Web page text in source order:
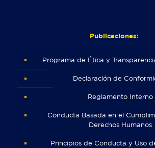
Publicaciones:
Programa de Ética y
Declaración de
Reglamento Interno
Conducta Basada en el
Derechos Humanos
Principios de Conducta y Uso